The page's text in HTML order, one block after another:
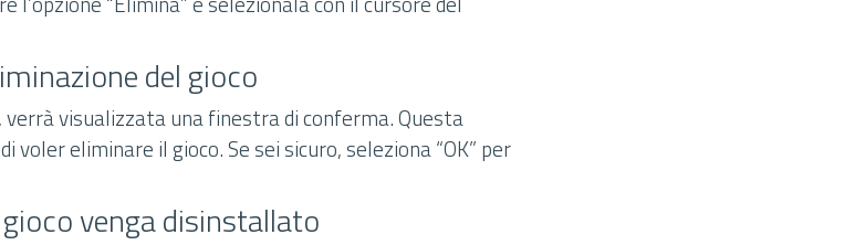
del gioco
verrà visualizzata una finestra di conferma. Questa
voler eliminare il gioco. Se sei sicuro, seleziona “OK” per
venga disinstallato